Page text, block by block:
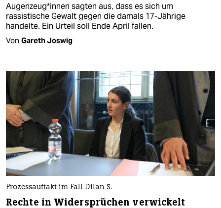
Augenzeu­g*in­nen sagten aus, dass es sich um
rassistische Gewalt gegen die damals 17-Jährige
handelte. Ein Urteil soll Ende April fallen.
Von Gareth Joswig
Prozessauftakt im Fall Dilan S.
Rechte in Widersprüchen verwickelt